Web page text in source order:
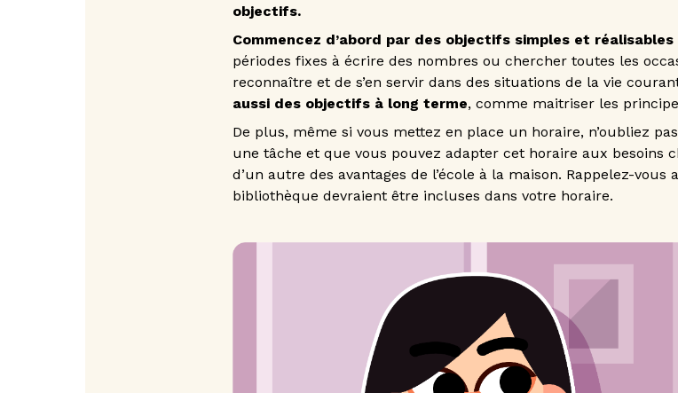
objectifs.
Commencez d’abord par des objectifs simples et
périodes fixes à écrire des nombres ou chercher toutes les
reconnaître et de s’en servir dans des situations de la vie
aussi des objectifs à long terme, comme maitriser les
De plus, même si vous mettez en place un horaire, n’oubliez
une tâche et que vous pouvez adapter cet horaire aux besoins
d’un autre des avantages de l’école à la maison. Rappelez-
bibliothèque devraient être incluses dans votre horaire.